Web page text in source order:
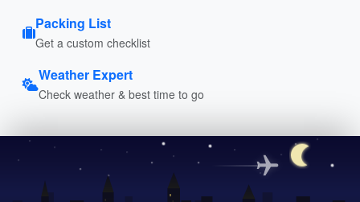
Packing List
Get a custom checklist
Weather Expert
Check weather & best time to go